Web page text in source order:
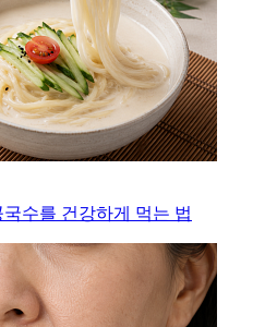
국수를 건강하게 먹는 법